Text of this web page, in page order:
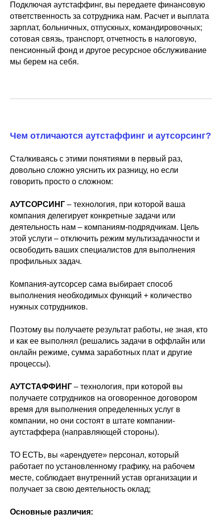
Подключая аутстаффинг, вы передаете финансовую
ответственность за сотрудника нам. Расчет и выплата
зарплат, больничных, отпускных, командировочных;
сотовая связь, транспорт, отчетность в налоговую,
пенсионный фонд и другое ресурсное обслуживание
мы берем на себя.
Чем отличаются аутстаффинг и аутсорсинг?
Сталкиваясь с этими понятиями в первый раз,
довольно сложно уяснить их разницу, но если
говорить просто о сложном:
АУТСОРСИНГ – технология, при которой ваша
компания делегирует конкретные задачи или
деятельность нам – компаниям-подрядчикам. Цель
этой услуги – отключить режим мультизадачности и
освободить ваших специалистов для выполнения
профильных задач.
Компания-аутсорсер сама выбирает способ
выполнения необходимых функций + количество
нужных сотрудников.
Поэтому вы получаете результат работы, не зная, кто
и как ее выполнял (решались задачи в оффлайн или
онлайн режиме, сумма заработных плат и другие
процессы).
АУТСТАФФИНГ – технология, при которой вы
получаете сотрудников на оговоренное договором
время для выполнения определенных услуг в
компании, но они состоят в штате компании-
аутстаффера (направляющей стороны).
ТО ЕСТЬ, вы «арендуете» персонал, который
работает по установленному графику, на рабочем
месте, соблюдает внутренний устав организации и
получает за свою деятельность оклад;
Основные различия: